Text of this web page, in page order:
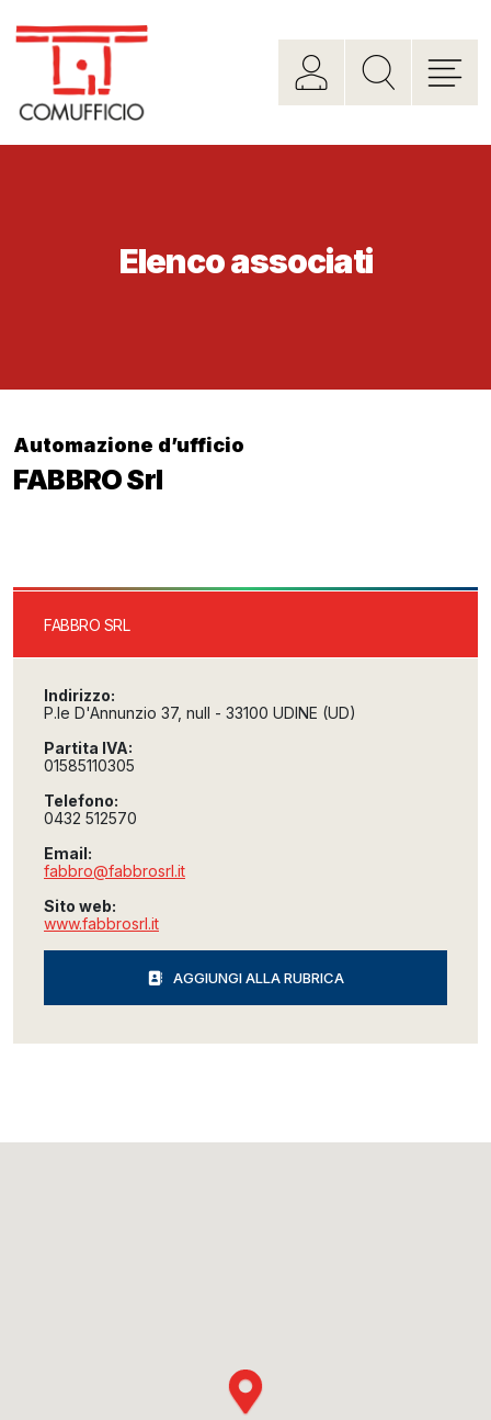
Elenco associati
Automazione d’ufficio
FABBRO Srl
FABBRO SRL
Indirizzo:
P.le D'Annunzio 37, null - 33100 UDINE (UD)
Partita IVA:
01585110305
Telefono:
0432 512570
Email:
fabbro@fabbrosrl.it
Sito web:
www.fabbrosrl.it
AGGIUNGI ALLA RUBRICA